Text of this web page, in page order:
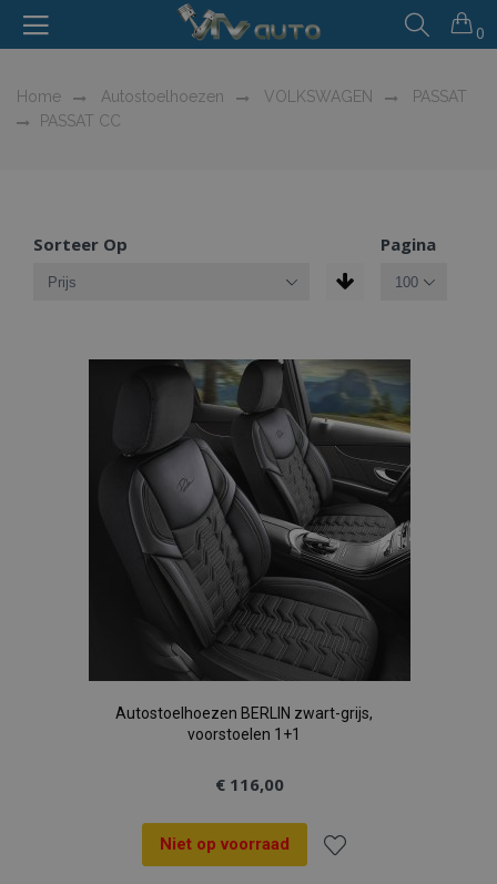
0
Home Autostoelhoezen VOLKSWAGEN
PASSAT
PASSAT CC
Sorteer Op Pagina
Autostoelhoezen BERLIN zwart-grijs,
voorstoelen 1+1
€ 116,00
Niet op voorraad